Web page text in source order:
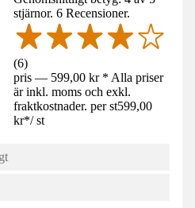
stjärnor. 6 Recensioner.
(6)
pris — 599,00 kr * Alla priser
är inkl. moms och exkl.
fraktkostnader. per st599,00
kr*/ st